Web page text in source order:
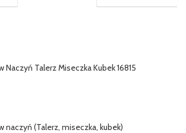
Naczyń Talerz Miseczka Kubek 16815
naczyń (Talerz, miseczka, kubek)